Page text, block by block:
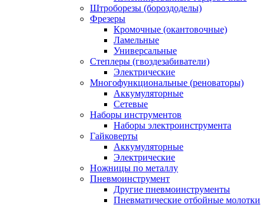
Штроборезы (бороздоделы)
Фрезеры
Кромочные (окантовочные)
Ламельные
Универсальные
Степлеры (гвоздезабиватели)
Электрические
Многофункциональные (реноваторы)
Аккумуляторные
Сетевые
Наборы инструментов
Наборы электроинструмента
Гайковерты
Аккумуляторные
Электрические
Ножницы по металлу
Пневмоинструмент
Другие пневмоинструменты
Пневматические отбойные молотки